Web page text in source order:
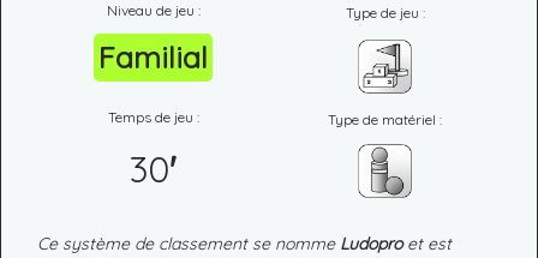
Niveau de jeu :
Familial
Type de jeu :
Temps de jeu :
30'
Type de matériel :
Ce système de classement se nomme Ludoproet est